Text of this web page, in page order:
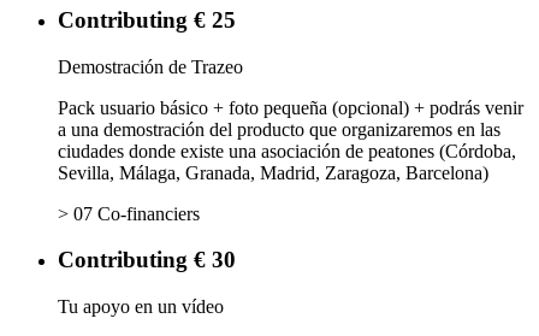
Contributing € 25
Demostración de Trazeo
Pack usuario básico + foto pequeña (opcional) + podrás venir
a una demostración del producto que organizaremos en las
ciudades donde existe una asociación de peatones (Córdoba,
Sevilla, Málaga, Granada, Madrid, Zaragoza, Barcelona)
> 07 Co-financiers
Contributing € 30
Tu apoyo en un vídeo